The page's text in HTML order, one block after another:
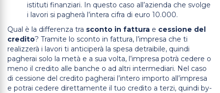
istituti finanziari. In questo caso all’azienda che svolge
i lavori si pagherà l’intera cifra di euro 10.000.
Qual è la differenza tra sconto in fattura e cessione del
credito? Tramite lo sconto in fattura, l’impresa che ti
realizzerà i lavori ti anticiperà la spesa detraibile, quindi
pagherai solo la metà e a sua volta, l’impresa potrà cedere o
meno il credito alle banche o ad altri intermediari. Nel caso
di cessione del credito pagherai l’intero importo all’impresa
e potrai cedere direttamente il tuo credito a terzi, quindi by-